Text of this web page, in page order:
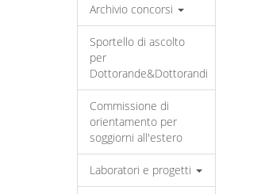
Archivio concorsi
Sportello di ascolto
per
Dottorande&Dottorandi
Commissione di
orientamento per
soggiorni all'estero
Laboratori e progetti